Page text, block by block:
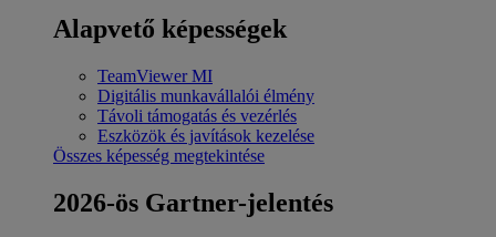
Alapvető képességek
TeamViewer MI
Digitális munkavállalói élmény
Távoli támogatás és vezérlés
Eszközök és javítások kezelése
Összes képesség megtekintése
2026-ös Gartner-jelentés